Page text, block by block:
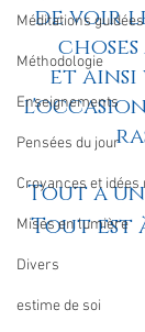
Méditations guidées
Méthodologie
Enseignements
Pensées du jour
Croyances et idées
Mises en lumière
Divers
estime de soi
de voir
et ainsi
Tout a
Tout est